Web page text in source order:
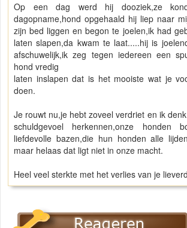
Op een dag werd hij dooziek,ze
dagopname,hond opgehaald hij liep naar
zijn bed liggen en begon te joelen,ik had
laten slapen,da kwam te laat.....hij is
afschuwelijk,ik zeg tegen iedereen een
hond vredig
laten inslapen dat is het mooiste wat je
doen.
Je rouwt nu,je hebt zoveel verdriet en ik
schuldgevoel herkennen,onze honden
liefdevolle bazen,die hun honden alle
maar helaas dat ligt niet in onze macht.
Heel veel sterkte met het verlies van je